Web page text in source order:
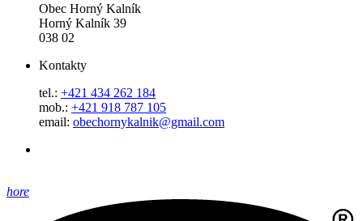
Obec Horný Kalník
Horný Kalník 39
038 02
Kontakty
tel.: +421 434 262 184
mob.: +421 918 787 105
email: obechornykalnik@gmail.com
hore